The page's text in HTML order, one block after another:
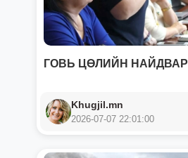
ГОВЬ ЦӨЛИЙН НАЙДВАР
Khugjil.mn
2026-07-07 22:01:00